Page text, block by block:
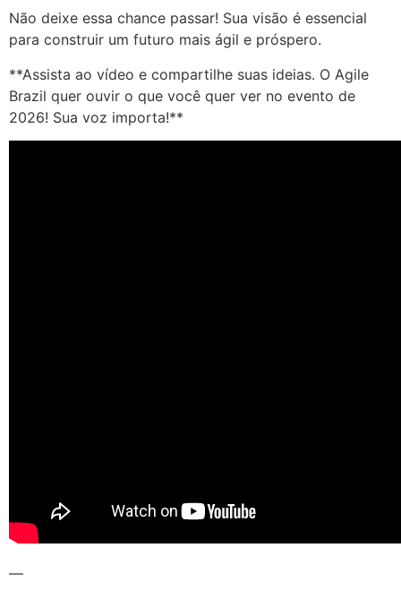
Não deixe essa chance passar! Sua visão é essencial
para construir um futuro mais ágil e próspero.
**Assista ao vídeo e compartilhe suas ideias. O Agile
Brazil quer ouvir o que você quer ver no evento de
2026! Sua voz importa!**
—